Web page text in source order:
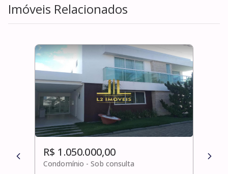
Imóveis Relacionados
R$ 1.050.000,00
Condomínio -Sob consulta
R$